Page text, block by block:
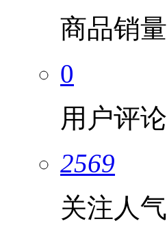
商品销量
0
用户评论
2569
关注人气